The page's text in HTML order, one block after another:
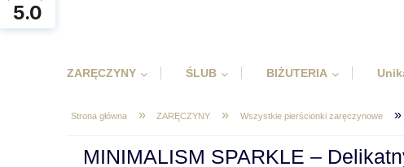
ZARĘCZYNY ŚLUB BIŻUTERIA
Strona główna » ZARĘCZYNY » Wszystkie pierścionki zaręczynowe »
MINIMALISM SPARKLE –
5.0